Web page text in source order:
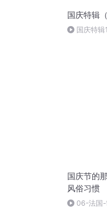
国庆特辑
国庆特辑
国庆节的
风俗习惯
06-法国-